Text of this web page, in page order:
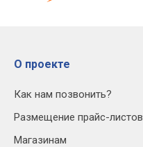
О проекте
Как нам позвонить?
Размещение прайс-листов
Магазинам